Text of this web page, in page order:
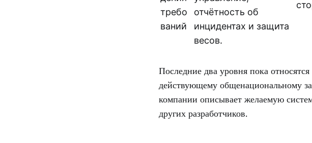
требо
ваний
отчётность об
инцидентах и защита
весов.
Последние два уровня пока
действующему общенациональному
компании описывает желаемую
других разработчиков.